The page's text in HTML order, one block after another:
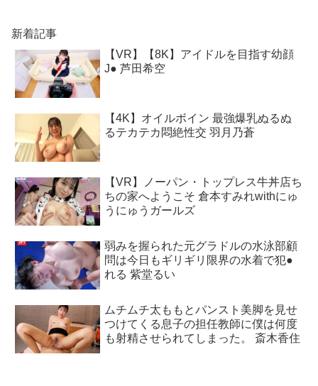
新着記事
【VR】【8K】アイドルを目指す幼顔
J● 芦田希空
【4K】オイルボイン 最強爆乳ぬるぬ
るテカテカ悶絶性交 羽月乃蒼
【VR】ノーパン・トップレス牛丼店ち
ちの家へようこそ 倉本すみれwithにゅ
うにゅうガールズ
弱みを握られた元グラドルの水泳部顧
問は今日もギリギリ限界の水着で犯●
れる 紫堂るい
ムチムチ太ももとパンスト美脚を見せ
つけてくる息子の担任教師に僕は何度
も射精させられてしまった。 斎木香住